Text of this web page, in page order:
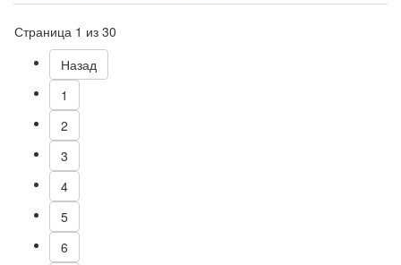
Страница 1 из 30
Назад
1
2
3
4
5
6